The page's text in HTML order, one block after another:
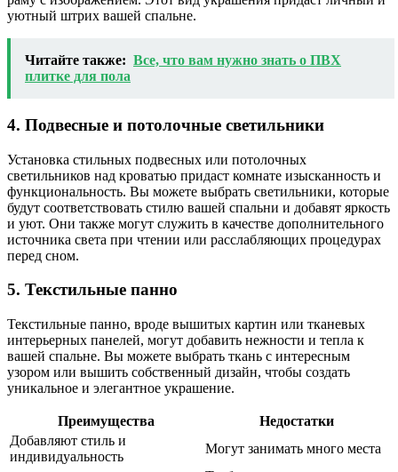
уютный штрих вашей спальне.
Читайте также: Все, что вам нужно знать о ПВХ
плитке для пола
4. Подвесные и потолочные светильники
Установка стильных подвесных или потолочных
светильников над кроватью придаст комнате изысканность и
функциональность. Вы можете выбрать светильники, которые
будут соответствовать стилю вашей спальни и добавят яркость
и уют. Они также могут служить в качестве дополнительного
источника света при чтении или расслабляющих процедурах
перед сном.
5. Текстильные панно
Текстильные панно, вроде вышитых картин или тканевых
интерьерных панелей, могут добавить нежности и тепла к
вашей спальне. Вы можете выбрать ткань с интересным
узором или вышить собственный дизайн, чтобы создать
уникальное и элегантное украшение.
Преимущества
Недостатки
Добавляют стиль и
индивидуальность
Могут занимать много места